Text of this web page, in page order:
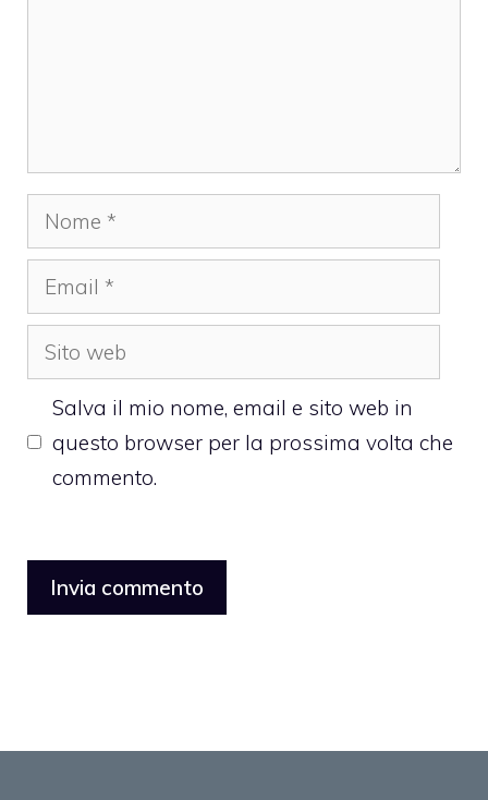
Nome
Email
Sito
web
Salva il mio nome, email e sito web in
questo browser per la prossima volta che
commento.